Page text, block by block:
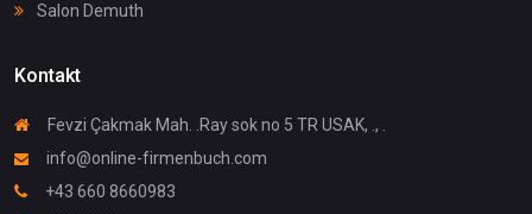
Salon Demuth
Kontakt
Fevzi Çakmak Mah. .Ray sok no 5 TR USAK, ., .
info@online-firmenbuch.com
+43 660 8660983